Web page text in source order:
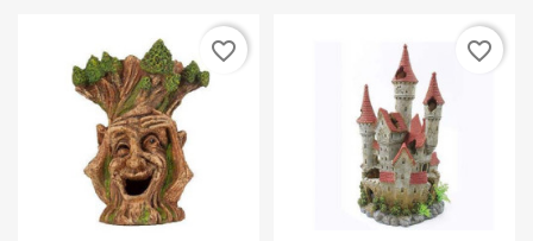
favorite_border favorite_border